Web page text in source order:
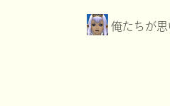
俺たちが